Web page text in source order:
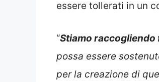
essere tollerati in un
“Stiamo raccogliendo
possa essere
per la creazione di